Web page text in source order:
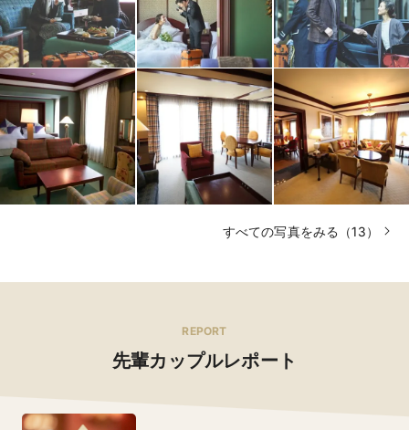
すべての写真をみる（13）
REPORT
先輩カップルレポート